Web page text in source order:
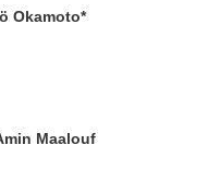
Okamoto*
Maalouf